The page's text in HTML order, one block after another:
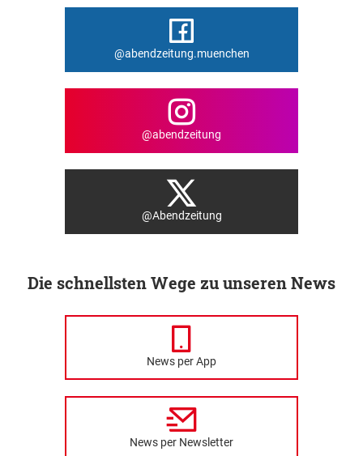
@abendzeitung.muenchen
@abendzeitung
@Abendzeitung
Die schnellsten Wege zu unseren News
News per App
News per Newsletter